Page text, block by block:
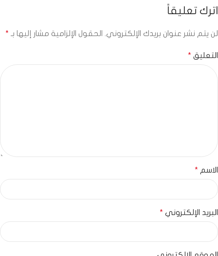
اترك تعليقاً
لن يتم نشر عنوان بريدك الإلكتروني. الحقول الإلزامية مشار إليها بـ *
التعليق *
الاسم *
البريد الإلكتروني *